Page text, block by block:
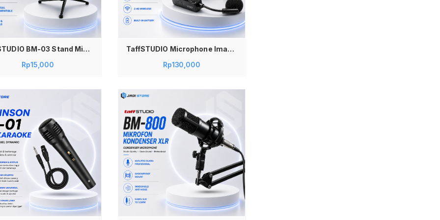
TaffSTUDIO BM-03 Stand Mikrofon Meja Desktop Microphone Holder Tripod Adjustable Height 19-25 cm Universal untuk Mic Condenser Dynamic Shotgun Podcast Live Streaming Broadcasting Karaoke Rekaman Konten Talk Show Black
Rp15,000
Tambah ke keranjang
TaffSTUDIO Microphone Imam Masjid Wireless Lavalier Lapel Microphone 6.35mm Adapter 2.4G – HX-W008 – Black
Rp130,000
Tambah ke keranjang